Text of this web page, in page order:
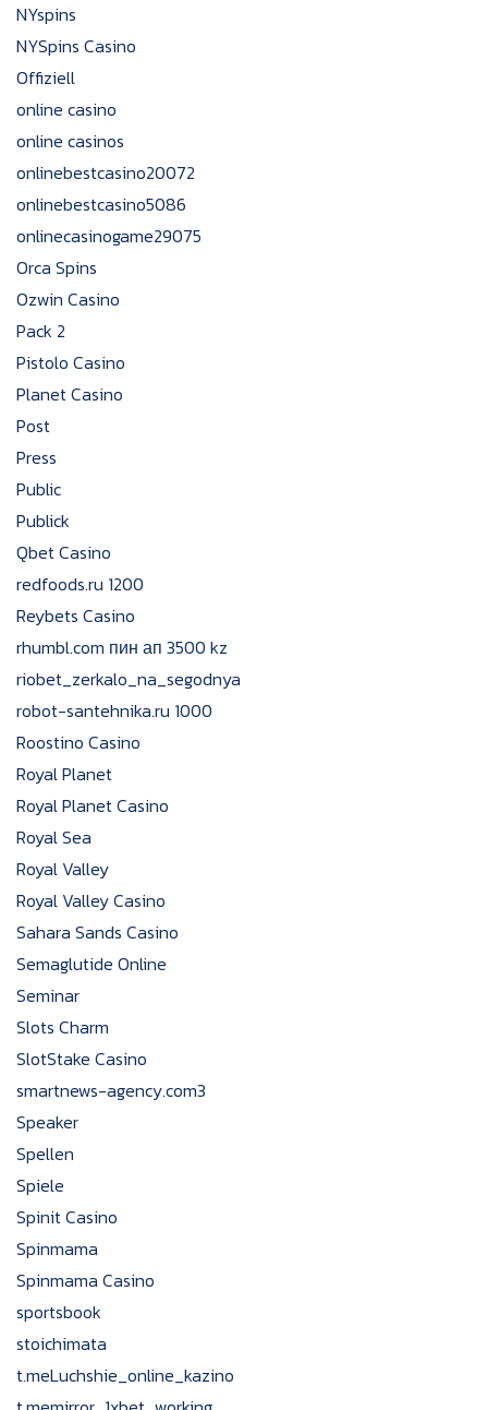
NYspins
NYSpins Casino
Offiziell
online casino
online casinos
onlinebestcasino20072
onlinebestcasino5086
onlinecasinogame29075
Orca Spins
Ozwin Casino
Pack 2
Pistolo Casino
Planet Casino
Post
Press
Public
Publick
Qbet Casino
redfoods.ru 1200
Reybets Casino
rhumbl.com пин ап 3500 kz
riobet_zerkalo_na_segodnya
robot-santehnika.ru 1000
Roostino Casino
Royal Planet
Royal Planet Casino
Royal Sea
Royal Valley
Royal Valley Casino
Sahara Sands Casino
Semaglutide Online
Seminar
Slots Charm
SlotStake Casino
smartnews-agency.com3
Speaker
Spellen
Spiele
Spinit Casino
Spinmama
Spinmama Casino
sportsbook
stoichimata
t.meLuchshie_online_kazino